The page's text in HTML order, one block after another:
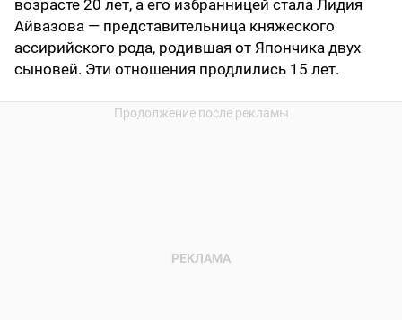
возрасте 20 лет, а его избранницей стала Лидия
Айвазова — представительница княжеского
ассирийского рода, родившая от Япончика двух
сыновей. Эти отношения продлились 15 лет.